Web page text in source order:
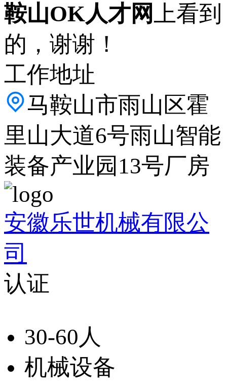
鞍山OK人才网
上看到
的，谢谢！
工作地址
马鞍山市雨山区霍
里山大道6号雨山智能
装备产业园13号厂房
安徽乐世机械有限公
司
认证
30-60人
机械设备